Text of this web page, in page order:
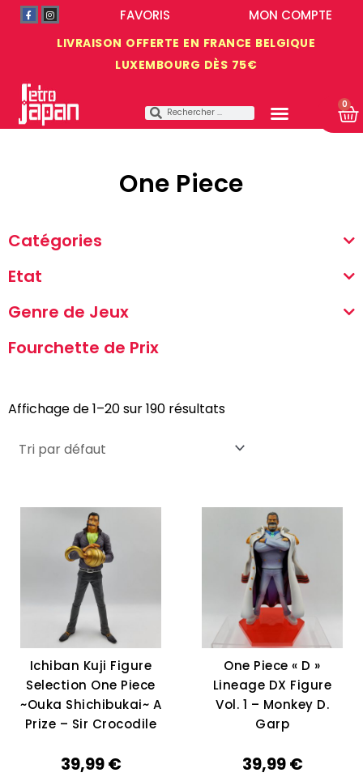
LIVRAISON OFFERTE EN FRANCE BELGIQUE
LUXEMBOURG DÈS 75€
MON COMPTE
FAVORIS
0
One Piece
Catégories
Etat
Genre de Jeux
Fourchette de Prix
Affichage de 1–20 sur 190 résultats
Ichiban Kuji Figure
Selection One Piece
~Ouka Shichibukai~ A
Prize – Sir Crocodile
39,99€
One Piece « D »
Lineage DX Figure
Vol. 1 – Monkey D.
Garp
39,99€